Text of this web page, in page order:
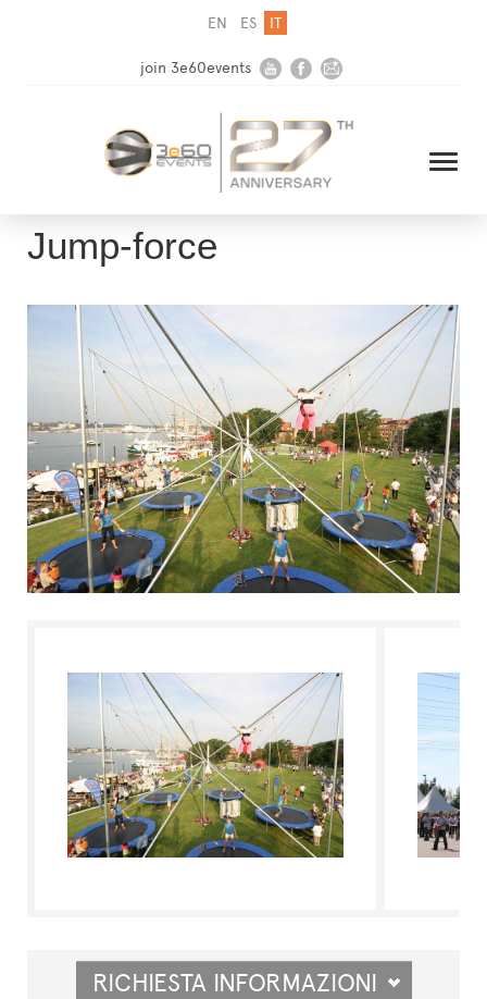
EN ES IT
join 3e60events
AZIENDA
SOLUZIONI
MEDIA
NEWSLETTER
CONTATTI
L'ESPERTO RISPONDE
Jump-force
RICHIESTA INFORMAZIONI